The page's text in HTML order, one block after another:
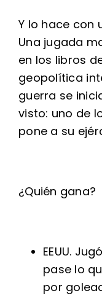
Y lo hace con
Una jugada
en los libros
geopolítica
guerra se
visto: uno de
pone a su
¿Quién gana?
EEUU.
pase lo
por